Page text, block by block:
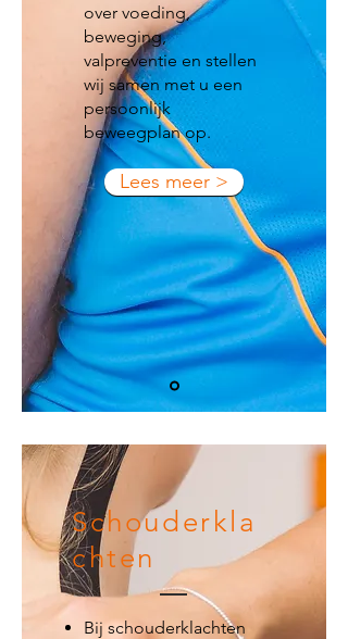
over voeding,
beweging,
valpreventie en stellen
wij samen met u een
persoonlijk
beweegplan op.
Lees meer >
Schouderkla
chten
Bij schouderklachten